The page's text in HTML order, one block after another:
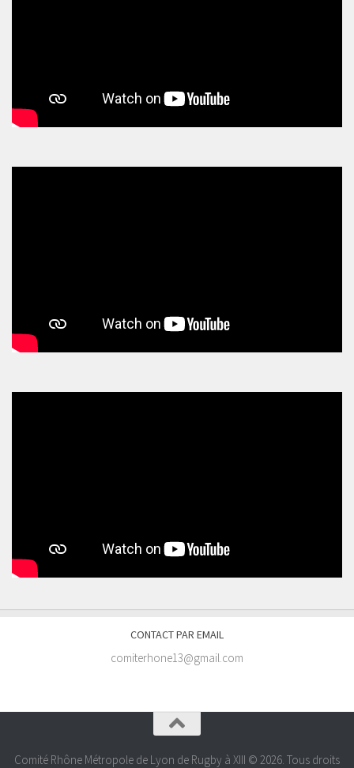
CONTACT PAR EMAIL
comiterhone13@gmail.com
Comité Rhône Métropole de Lyon de Rugby à XIII © 2026. Tous droits